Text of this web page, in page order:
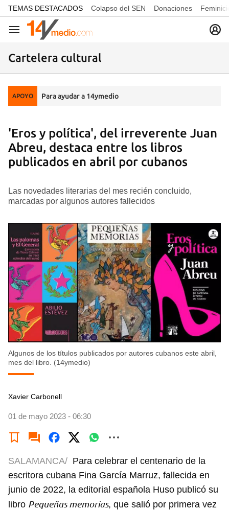
common.go-to-content
TEMAS DESTACADOS Colapso del SEN Donaciones
Navegación
Cartelera cultural
APOYO Para ayudar a 14ymedio
'Eros y política', del irreverente Juan
Abreu, destaca entre los libros
publicados en abril por cubanos
Las novedades literarias del mes recién concluido,
marcadas por algunos autores fallecidos
Algunos de los títulos publicados por autores cubanos este abril,
mes del libro. (14ymedio)
Xavier Carbonell
01 de mayo 2023 - 06:30
SALAMANCA/ Para celebrar el centenario de la
escritora cubana Fina García Marruz, fallecida en
junio de 2022, la editorial española Huso publicó su
libro Pequeñas memorias, que salió por primera vez